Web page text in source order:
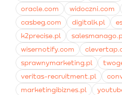
oracle.com
widoczni.com
casbeg.com
digitalk.pl
k2precise.pl
wisernotify.com
sprawnymarketing.pl
veritas-recruitment.pl
marketingibiznes.pl